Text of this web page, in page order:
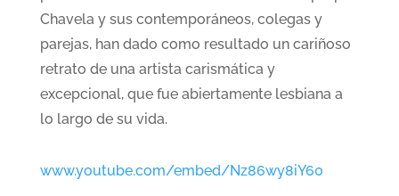
Chavela y sus contemporáneos, colegas y
parejas, han dado como resultado un cariñoso
retrato de una artista carismática y
excepcional, que fue abiertamente lesbiana a
lo largo de su vida.
www.youtube.com/embed/Nz86wy8iY60